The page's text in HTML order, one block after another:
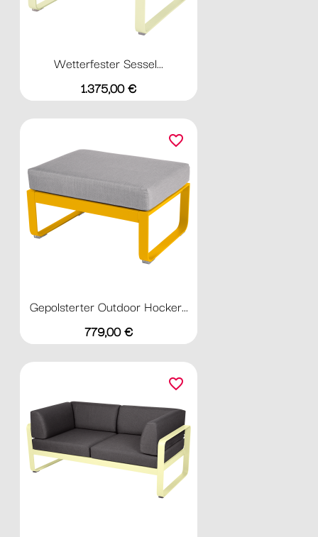
Wetterfester Sessel...
Preis
1.375,00 €
Gepolsterter Outdoor Hocker...
Preis
779,00 €
favorite_border
favorite_border